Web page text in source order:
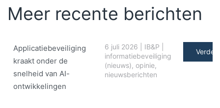
Meer recente berichten
Applicatiebeveiliging
kraakt onder de
snelheid van AI-
ontwikkelingen
6 juli 2026 IB&P
informatiebeveiliging
(nieuws), opinie,
nieuwsberichten
Verder